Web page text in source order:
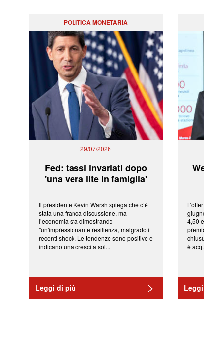
POLITICA MONETARIA
29/07/2026
Fed: tassi invariati dopo
'una vera lite in famiglia'
Il presidente Kevin Warsh spiega che c’è
stata una franca discussione, ma
l’economia sta dimostrando
"un'impressionante resilienza, malgrado i
recenti shock. Le tendenze sono positive e
indicano una crescita sol...
Leggi di più
L’offerta
giugno da
4,50 euro
premio di
chiusura
è acq...
Leggi di